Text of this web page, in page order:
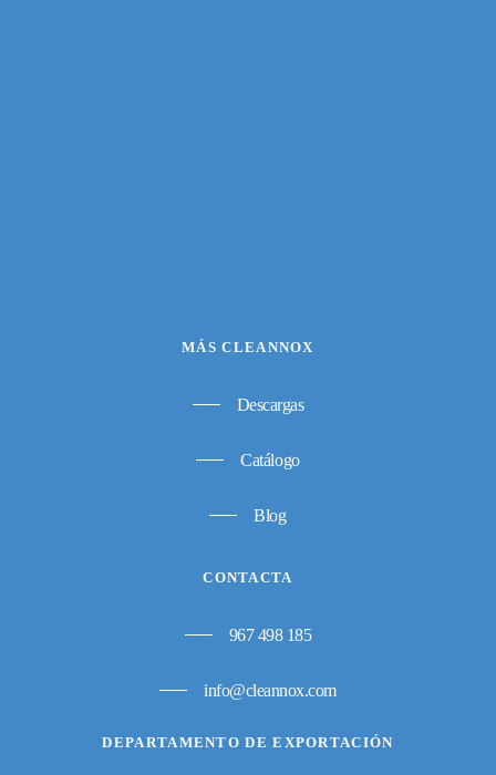
MÁS CLEANNOX
Descargas
Catálogo
Blog
CONTACTA
967 498 185
info@cleannox.com
DEPARTAMENTO DE EXPORTACIÓN